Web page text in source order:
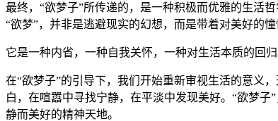
最终，“欲梦子”所传递的，是一种积极而优雅的生活
“欲梦”，并非是逃避现实的幻想，而是带着对美好的
它是一种内省，一种自我关怀，一种对生活本质的回归
在“欲梦子”的引导下，我们开始重新审视生活的意义
白，在喧嚣中寻找宁静，在平淡中发现美好。“欲梦
静而美好的精神天地。